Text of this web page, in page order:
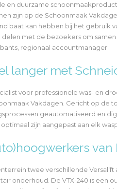
en duurzame
zijn op de Schoonmaak
baat kan hebben bij het gebruik
delen met de bezoekers om
regionaal accountmanager.
langer met
voor professionele was- en
Vakdagen. Gericht op de
geautomatiseerd en
zijn aangepast aan elk
van
twee verschillende
onderhoud. De VTX-240 is een